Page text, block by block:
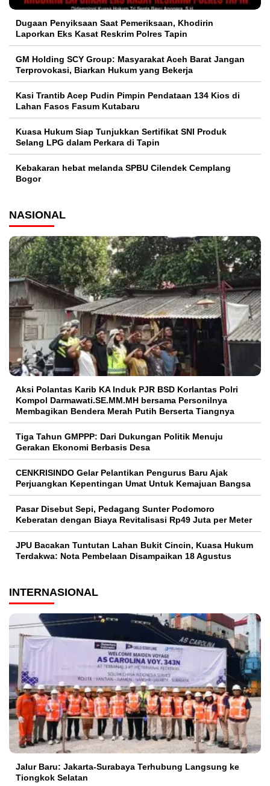
Dugaan Penyiksaan Saat Pemeriksaan, Khodirin
Laporkan Eks Kasat Reskrim Polres Tapin
GM Holding SCY Group: Masyarakat Aceh Barat Jangan
Terprovokasi, Biarkan Hukum yang Bekerja
Kasi Trantib Acep Pudin Pimpin Pendataan 134 Kios di
Lahan Fasos Fasum Kutabaru
Kuasa Hukum Siap Tunjukkan Sertifikat SNI Produk
Selang LPG dalam Perkara di Tapin
Kebakaran hebat melanda SPBU Cilendek Cemplang
Bogor
NASIONAL
Aksi Polantas Karib KA Induk PJR BSD Korlantas Polri
Kompol Darmawati.SE.MM.MH bersama Personilnya
Membagikan Bendera Merah Putih Berserta Tiangnya
Tiga Tahun GMPPP: Dari Dukungan Politik Menuju
Gerakan Ekonomi Berbasis Desa
CENKRISINDO Gelar Pelantikan Pengurus Baru Ajak
Perjuangkan Kepentingan Umat Untuk Kemajuan Bangsa
Pasar Disebut Sepi, Pedagang Sunter Podomoro
Keberatan dengan Biaya Revitalisasi Rp49 Juta per Meter
JPU Bacakan Tuntutan Lahan Bukit Cincin, Kuasa Hukum
Terdakwa: Nota Pembelaan Disampaikan 18 Agustus
INTERNASIONAL
Jalur Baru: Jakarta-Surabaya Terhubung Langsung ke
Tiongkok Selatan